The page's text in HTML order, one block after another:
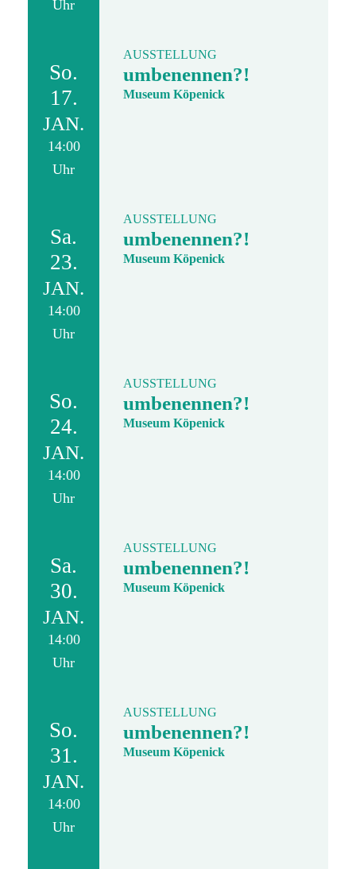
Uhr
So.
17.
JAN.
14:00
Uhr
AUSSTELLUNG
umbenennen?!
Museum Köpenick
Sa.
23.
JAN.
14:00
Uhr
AUSSTELLUNG
umbenennen?!
Museum Köpenick
So.
24.
JAN.
14:00
Uhr
AUSSTELLUNG
umbenennen?!
Museum Köpenick
Sa.
30.
JAN.
14:00
Uhr
AUSSTELLUNG
umbenennen?!
Museum Köpenick
So.
31.
JAN.
14:00
Uhr
AUSSTELLUNG
umbenennen?!
Museum Köpenick